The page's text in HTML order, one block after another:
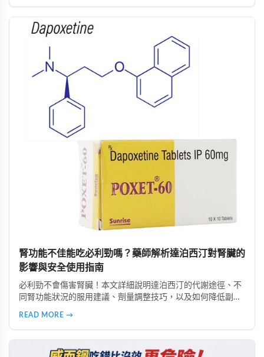
用藥建議。
腎功能不佳能吃必利勁嗎？藥師解析達泊西汀對腎臟的
影響與安全使用指南
必利勁不會傷害腎臟！本文詳細說明達泊西汀的代謝途徑、不
同腎功能狀況的服用建議、劑量調整技巧，以及如何降低副作
READ MORE →